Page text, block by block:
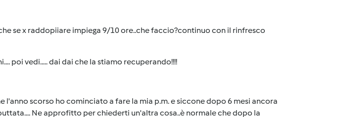
se x raddopiiare impiega 9/10 ore..che faccio?continuo con il rinfresco
poi vedi..... dai dai che la stiamo recuperando!!!!
l'anno scorso ho cominciato a fare la mia p.m. e siccone dopo 6 mesi ancora
Ne approfitto per chiederti un'altra cosa..è normale che dopo la